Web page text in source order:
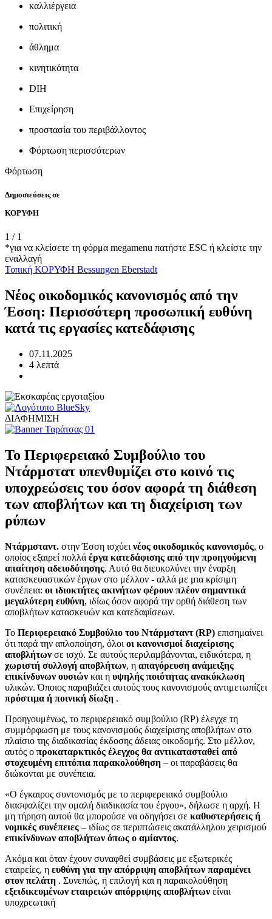
καλλιέργεια
πολιτική
άθλημα
κινητικότητα
DIH
Επιχείρηση
προστασία του περιβάλλοντος
Φόρτωση περισσότερων
Φόρτωση
Δημοσιεύσεις σε
ΚΟΡΥΦΗ
1 / 1
*για να κλείσετε τη φόρμα megamenu πατήστε ESC ή κλείστε την
εναλλαγή
Τοπική ΚΟΡΥΦΗ Bessungen Eberstadt
Νέος οικοδομικός κανονισμός από την
Έσση: Περισσότερη προσωπική ευθύνη
κατά τις εργασίες κατεδάφισης
07.11.2025
4 λεπτά
ΔΙΑΦΗΜΙΣΗ
Το Περιφερειακό Συμβούλιο του
Ντάρμστατ υπενθυμίζει στο κοινό τις
υποχρεώσεις του όσον αφορά τη διάθεση
των αποβλήτων και τη διαχείριση των
ρύπων
Ντάρμσταντ. στην Έσση ισχύει νέος οικοδομικός κανονισμός, ο
οποίος εξαιρεί πολλά έργα κατεδάφισης από την προηγούμενη
απαίτηση αδειοδότησης. Αυτό θα διευκολύνει την έναρξη
κατασκευαστικών έργων στο μέλλον - αλλά με μια κρίσιμη
συνέπεια: οι ιδιοκτήτες ακινήτων φέρουν πλέον σημαντικά
μεγαλύτερη ευθύνη, ιδίως όσον αφορά την ορθή διάθεση των
αποβλήτων κατασκευών και κατεδαφίσεων.
Το Περιφερειακό Συμβούλιο του Ντάρμσταντ (RP) επισημαίνει
ότι παρά την απλοποίηση, όλοι οι κανονισμοί διαχείρισης
αποβλήτων σε ισχύ. Σε αυτούς περιλαμβάνονται, ειδικότερα, η
χωριστή συλλογή αποβλήτων, η απαγόρευση ανάμειξης
επικίνδυνων ουσιών και η υψηλής ποιότητας ανακύκλωση
υλικών. Όποιος παραβιάζει αυτούς τους κανονισμούς αντιμετωπίζει
πρόστιμα ή ποινική δίωξη .
Προηγουμένως, το περιφερειακό συμβούλιο (RP) έλεγχε τη
συμμόρφωση με τους κανονισμούς διαχείρισης αποβλήτων στο
πλαίσιο της διαδικασίας έκδοσης άδειας οικοδομής. Στο μέλλον,
αυτός ο προκαταρκτικός έλεγχος θα αντικατασταθεί από
στοχευμένη επιτόπια παρακολούθηση – οι παραβάσεις θα
διώκονται με συνέπεια.
«Ο έγκαιρος συντονισμός με το περιφερειακό συμβούλιο
διασφαλίζει την ομαλή διαδικασία του έργου», δήλωσε η αρχή. Η
μη τήρηση αυτού θα μπορούσε να οδηγήσει σε καθυστερήσεις ή
νομικές συνέπειες – ιδίως σε περιπτώσεις ακατάλληλου χειρισμού
επικίνδυνων αποβλήτων όπως ο αμίαντος.
Ακόμα και όταν έχουν συναφθεί συμβάσεις με εξωτερικές
εταιρείες, η ευθύνη για την απόρριψη αποβλήτων παραμένει
στον πελάτη . Συνεπώς, η επιλογή και η παρακολούθηση
εξειδικευμένων εταιρειών απόρριψης αποβλήτων είναι
υποχρεωτική